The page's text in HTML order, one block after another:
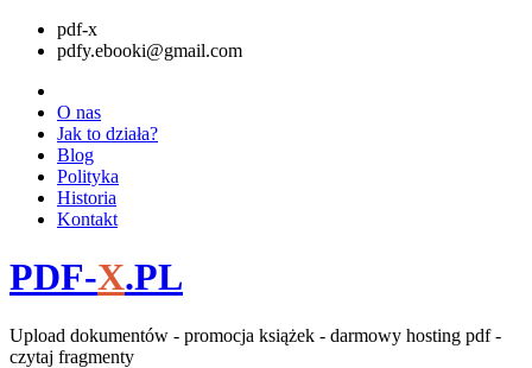
pdf-x
pdfy.ebooki@gmail.com
O nas
Jak to działa?
Blog
Polityka
Historia
Kontakt
PDF-X.PL
Upload dokumentów - promocja książek - darmowy hosting pdf -
czytaj fragmenty